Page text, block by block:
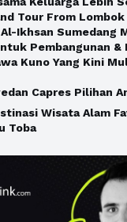
Tour From Lombok
Ikhsan Sumedang
Pembangunan &
Kuno Yang Kini
Capres Pilihan
Wisata Alam
Toba